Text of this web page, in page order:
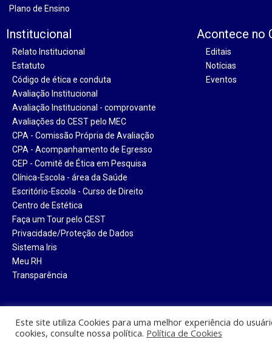
Plano de Ensino
Institucional
Relato Institucional
Estatuto
Código de ética e conduta
Avaliação Institucional
Avaliação Institucional - comprovante
Avaliações do CEST pelo MEC
CPA - Comissão Própria de Avaliação
CPA - Acompanhamento de Egresso
CEP - Comitê de Ética em Pesquisa
Clínica-Escola - área da Saúde
Escritório-Escola - Curso de Direito
Centro de Estética
Faça um Tour pelo CEST
Privacidade/Proteção de Dados
Sistema Iris
Meu RH
Transparência
Acontece no
Editais
Notícias
Eventos
Este site utiliza Cookies para uma melhor experiência do
cookies, consulte nossa política. Política de Cookies